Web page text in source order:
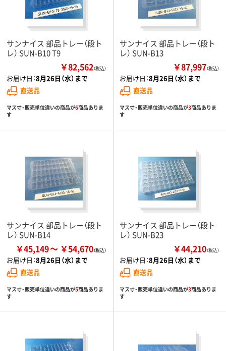
サンナイス 部品トレー（段ト
レ） SUN-B10 T9
￥82,562（税込）
お届け日：8月26日（水）まで
直送品
マス寸・販売単位違いの商品が6商品ありま
す
サンナイス 部品トレー（段ト
レ） SUN-B13
￥87,997（税込）
お届け日：8月26日（水）まで
直送品
マス寸・販売単位違いの商品が3商品ありま
す
サンナイス 部品トレー（段ト
レ） SUN-B14
￥45,149 ￥54,670
お届け日：8月26日（水）まで
直送品
マス寸・販売単位違いの商品が5商品ありま
す
サンナイス 部品トレー（段ト
レ） SUN-B23
￥44,210（税込）
お届け日：8月26日（水）まで
直送品
マス寸・販売単位違いの商品が3商品ありま
す